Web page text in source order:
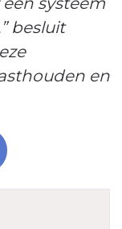
besluit
en